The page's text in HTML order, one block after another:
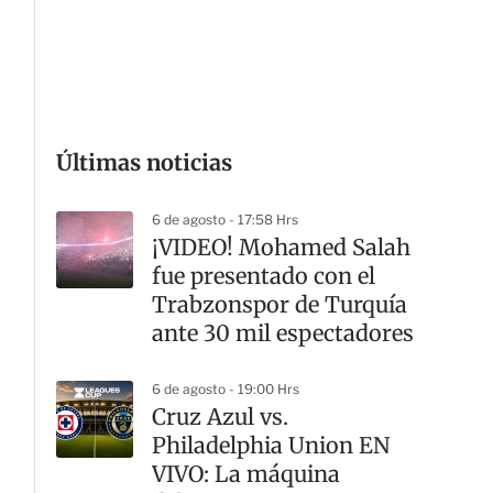
Últimas noticias
6 de agosto - 17:58 Hrs
¡VIDEO! Mohamed Salah
fue presentado con el
Trabzonspor de Turquía
ante 30 mil espectadores
6 de agosto - 19:00 Hrs
Cruz Azul vs.
Philadelphia Union EN
VIVO: La máquina